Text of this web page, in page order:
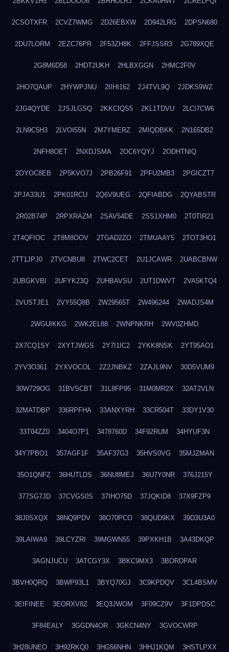
2CSOTXFR 2CVZ7WMG 2D26EBXW 2D942LRG 2DPSN680
2DU7LORM 2EZC76PR 2F53ZH8K 2FFJSSR3 2G789XQE
2G8M6D58 2HDT2UKH 2HLBXGGN 2HMC2F0V
2HO7QAUP 2HYWPJNU 2IIHI162 2J4TVL9Q 2JDKS9WZ
2JG4QYDE 2JSJLGSQ 2KKCIQS5 2KL1TDVU 2LCI7CW6
2LN9C5H3 2LVOI55N 2M7YMERZ 2MIQDBKK 2N165DB2
2NFH8OET 2NXDJSMA 2OC6YQYJ 2ODHTNIQ
2OYOC8EB 2P5KVO7J 2PB26F91 2PFU2MB3 2PGICZT7
2PJA33U1 2PK01RCU 2Q6V9UEG 2QFIABDG 2QYABSTR
2R02B74P 2RPXRAZM 2SAV54DE 2SS1XHM0 2T0TIR21
2T4QFIOC 2T8M8OOV 2TGAD2ZO 2TMUAAY5 2TOT3HO1
2TT1JPJ0 2TVCNBU8 2TWC2CET 2U1JCAWR 2UABCBNW
2UBGKVBI 2UFYK23Q 2UHBAVSU 2UT1DWVT 2VA5KTQ4
2VUSTJE1 2VY55Q8B 2W29565T 2W496244 2WADJS4M
2WGUIKKG 2WK2EL88 2WNPNKRH 2WV0ZHMD
2X7CQ1SY 2XYTJWGS 2Y7I1IC2 2YKK8NSK 2YT95AO1
2YV3O361 2YXVOCOL 2Z2JNBKZ 2ZAJL9NV 30D5VUM9
30W729OG 31BVSCBT 31L8FP95 31M0MR2X 32AT2VLN
32MATDBP 336RPFHA 33ANXYRH 33CR504T 33DY1V30
33T04ZZ0 3404O7P1 3478760D 34F92RUM 34HYUF3N
34Y7PBO1 357AGF1F 35AF37G3 35HVS0VG 35MJZMAN
35O1QNFZ 36HUTLDS 36NU8MEJ 36U7Y0NR 376J215Y
377SG7JD 37CVGS0S 37IHO75D 37JQKID8 37X9FZP9
38J0SXQX 38NQ9PDV 38O70PCO 38QUD9KX 39D3U3A0
39LAIWA9 39LCYZRI 39MGWN55 39PXKH1B 3A43DKQP
3AGNJUCU 3ATCGY3X 3BKC9MX3 3BORDPAR
3BVH0QRQ 3BWP93L1 3BYQ70GJ 3C9KPDQV 3CL4BSMV
3EIFINEE 3EORXV8Z 3EQ3JWOM 3F09CZ9V 3F1DPDSC
3F84EALY 3GGDN4OR 3GKCN4NY 3GVOCWRP
3H28UNEO 3H92RKQ0 3HG56NHN 3HHJ1KQM 3HSTLPXX